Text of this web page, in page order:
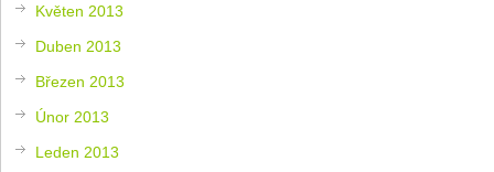
Květen 2013
Duben 2013
Březen 2013
Únor 2013
Leden 2013